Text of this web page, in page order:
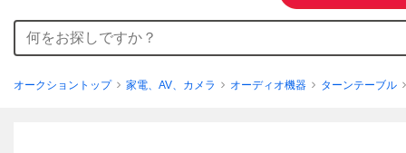
オークショントップ 家電、AV、カメラ オーディオ機器 ターンテーブル